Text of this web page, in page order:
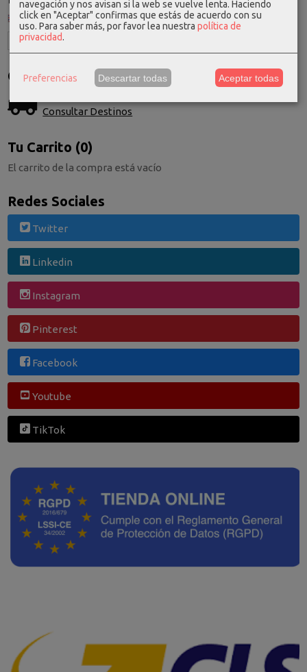
Costes de Envío
Consultar Destinos
Tu Carrito (0)
El carrito de la compra está vacío
Redes Sociales
Twitter
Linkedin
Instagram
Pinterest
Facebook
Youtube
TikTok
navegación y nos avisan si la web se vuelve lenta. Haciendo
click en "Aceptar" confirmas que estás de acuerdo con su
uso. Para saber más, por favor lea nuestra política de
privacidad.
Preferencias Descartar todas Aceptar todas